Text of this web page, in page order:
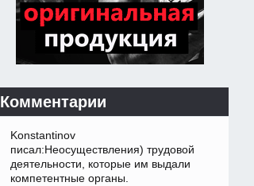
Комментарии
Konstantinov
писал:Неосуществления) трудовой
деятельности, которые им выдали
компетентные органы.